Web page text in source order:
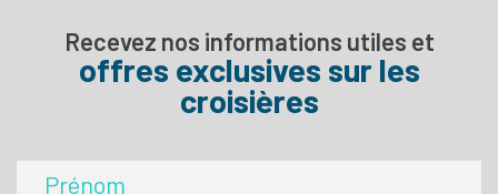
Recevez nos informations utiles et
offres exclusives sur les
croisières